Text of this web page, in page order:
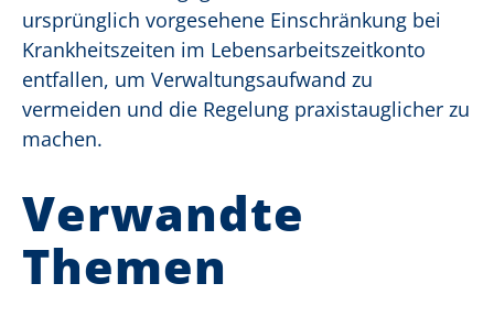
ursprünglich vorgesehene Einschränkung bei
Krankheitszeiten im Lebensarbeitszeitkonto
entfallen, um Verwaltungsaufwand zu
vermeiden und die Regelung praxistauglicher zu
machen.
Verwandte
Themen